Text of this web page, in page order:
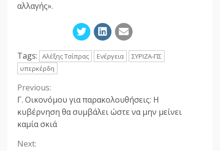
αλλαγής».
Tags: Αλέξης Τσίπρας Ενέργεια
ΣΥΡΙΖΑ-ΠΣ
υπερκέρδη
Continue
Reading
Previous:
Γ. Οικονόμου για παρακολουθήσεις: Η
κυβέρνηση θα συμβάλει ώστε να μην μείνει
καμία σκιά
Next: